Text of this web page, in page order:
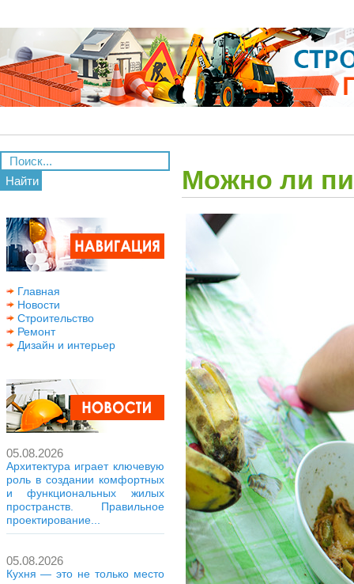
Найти
Главная
Новости
Строительство
Ремонт
Дизайн и интерьер
05.08.2026
Архитектура играет ключевую
роль в создании комфортных
и функциональных жилых
пространств. Правильное
проектирование...
05.08.2026
Кухня — это не только место
Можно ли